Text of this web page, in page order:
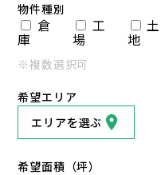
物件種別
倉
庫
工
場
土
地
※複数選択可
希望エリア
エリアを選ぶ
希望面積（坪）